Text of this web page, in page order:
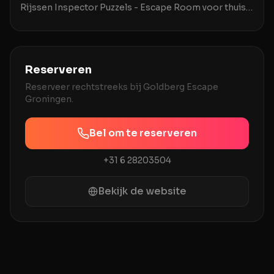
Rijssen Inspector Puzzels - Escape Room voor thuis
Reserveren
Reserveer rechtstreeks bij Goldberg Escape
Groningen
Bel om te reserveren
+31 6 28203504
Bekijk de website